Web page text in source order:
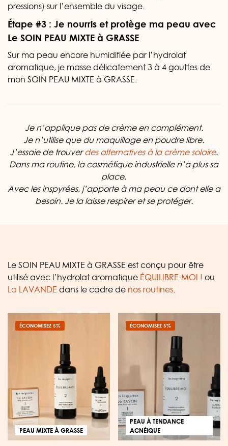
pressions) sur l’ensemble du visage.
Étape #3 : Je nourris et protège ma peau avec
Le SOIN PEAU MIXTE à GRASSE
Sur ma peau encore humidifiée par l’hydrolat
aromatique, je masse délicatement 3 à 4 gouttes de
mon SOIN PEAU MIXTE à GRASSE.
Je n’applique pas de crème en complément.
Je n’utilise que du maquillage en poudre libre.
J’essaie de trouverdes alternatives à la crème solaire.
Dans ma routine, la cosmétique industrielle n’a plus sa
place.
Avec les inspyrées, j’apporte à ma peau ce dont elle a
besoin. Je la laisse respirer et se protéger.
Le SOIN PEAU MIXTE à GRASSE est conçu pour être
utilisé avec l’hydrolat aromatique ÉQUILIBRE-MOI ! ou
La LAVANDE dans le cadre de nos routines.
PEAU MIXTE À GRASSE
ÉCONOMISEZ 5%
PEAU À TENDANCE
ACNÉIQUE
ÉCONOMISEZ 5%